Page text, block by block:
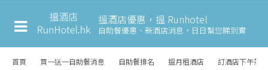
搵酒店優惠，搵 Runhotel
自助餐優惠、新酒店消息， 日日幫您睇到實
首頁 買一送一自助餐消息 自助餐排名 搵月租酒店 訂酒店下午茶